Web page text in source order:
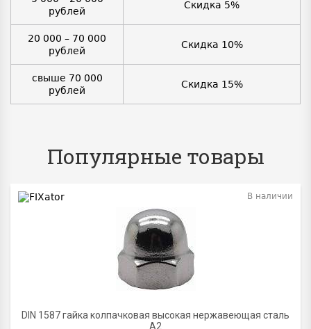
рублей
Скидка 5%
20 000 – 70 000
рублей
Скидка 10%
свыше 70 000
рублей
Скидка 15%
Популярные товары
DIN 1587 гайка колпачковая высокая нержавеющая сталь
А2
В наличии